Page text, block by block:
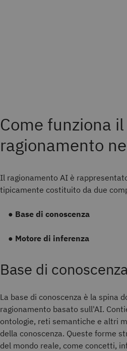
Come funziona il
ragionamento
Il ragionamento AI è
tipicamente costituito da due
● Base di conoscenza
● Motore di inferenza
Base di
La base di conoscenza è la spina
ragionamento basato sull'AI.
ontologie, reti semantiche e altri
della conoscenza. Queste forme
del mondo reale, come concetti,